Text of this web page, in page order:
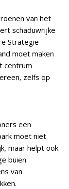
van het
schaduwrijke
Strategie
moet maken
centrum
zelfs op
een
moet niet
maar helpt ook
buien.
van